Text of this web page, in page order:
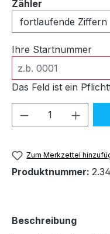
Zähler
Ihre Startnummer
Das Feld ist ein
Produkt
Zum Merkzettel
Produktnummer:
Beschreibung